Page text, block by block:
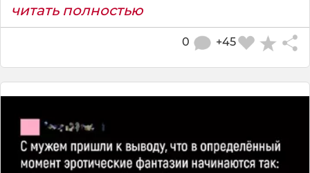
читать полностью
+45
0